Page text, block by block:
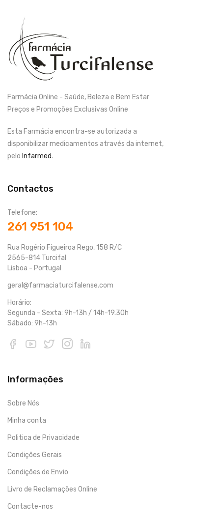
Farmácia Online - Saúde, Beleza e Bem Estar
Preços e Promoções Exclusivas Online
Esta Farmácia encontra-se autorizada a
disponibilizar medicamentos através da internet,
pelo Infarmed.
Contactos
Telefone:
261 951 104
Rua Rogério Figueiroa Rego, 158 R/C
2565-814 Turcifal
Lisboa - Portugal
geral@farmaciaturcifalense.com
Horário:
Segunda - Sexta: 9h-13h / 14h-19.30h
Sábado: 9h-13h
Informações
Sobre Nós
Minha conta
Politica de Privacidade
Condições Gerais
Condições de Envio
Livro de Reclamações Online
Contacte-nos